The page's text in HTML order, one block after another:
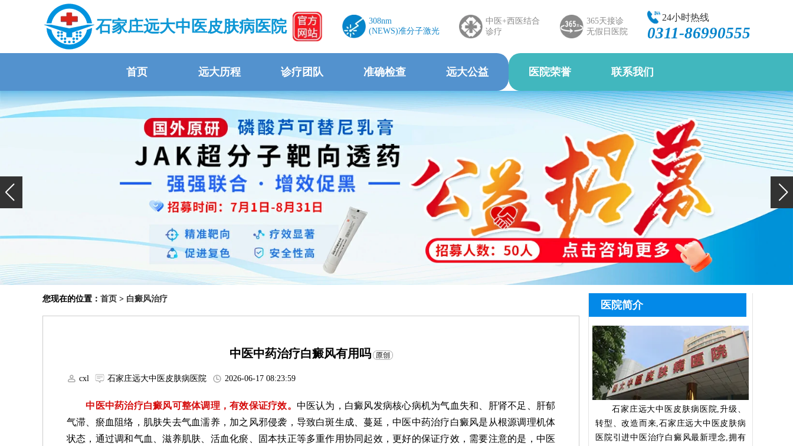
石家庄远大中医皮肤病医院
308nm
(NEWS)准分子激光
中医+西医结合
诊疗
365天接诊
无假日医院
24小时热线
0311-86990555
首页 远大历程 诊疗团队 准确检查 远大公益 医院荣誉 联系我们
您现在的位置： 首页 > 白癜风治疗
中医中药治疗白癜风有用吗
cxl 石家庄远大中医皮肤病医院 2026-06-17 08:23:59
中医中药治疗白癜风可整体调理，有效保证疗效。 中医认为，白癜风发病核心病机为气血失和、肝肾不足、肝郁
气滞、瘀血阻络，肌肤失去气血濡养，加之风邪侵袭，导致白斑生成、蔓延，中医中药治疗白癜风是从根源调理机体
状态，通过调和气血、滋养肌肤、活血化瘀、固本扶正等多重作用协同起效，更好的保证疗效，需要注意的是，中医
医院简介
石家庄远大中医皮肤病医院,升级、
转型、改造而来,石家庄远大中医皮肤病
医院引进中医治疗白癜风最新理念,拥有